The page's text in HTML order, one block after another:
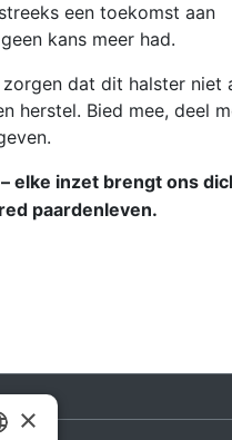
een toekomst aan
kans meer had.
zorgen dat dit halster
herstel. Bied mee, deel
elke inzet brengt ons
paardenleven.
×